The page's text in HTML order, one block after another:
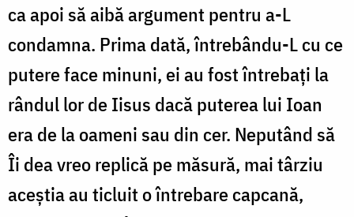
ca apoi să aibă argument pentru a-L
condamna. Prima dată, întrebându-L cu ce
putere face minuni, ei au fost întrebați la
rândul lor de Iisus dacă puterea lui Ioan
era de la oameni sau din cer. Neputând să
Îi dea vreo replică pe măsură, mai târziu
aceștia au ticluit o întrebare capcană,